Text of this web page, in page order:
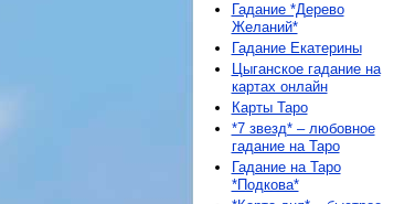
Гадание *Дерево
Желаний*
Гадание Екатерины
Цыганское гадание на
картах онлайн
Карты Таро
*7 звезд* – любовное
гадание на Таро
Гадание на Таро
*Подкова*